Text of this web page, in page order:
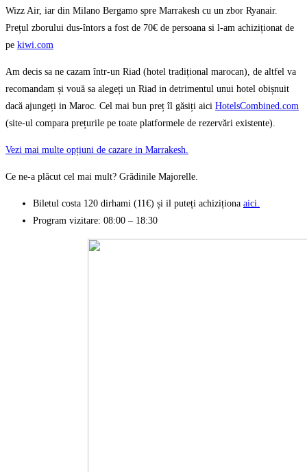
Wizz Air, iar din Milano Bergamo spre Marrakesh cu un zbor Ryanair.
Prețul zborului dus-întors a fost de 70€ de persoana si l-am achiziționat de
pe kiwi.com
Am decis sa ne cazam într-un Riad (hotel tradițional marocan), de altfel va
recomandam și vouă sa alegeți un Riad in detrimentul unui hotel obișnuit
dacă ajungeți in Maroc. Cel mai bun preț îl găsiți aici HotelsCombined.com
(site-ul compara prețurile pe toate platformele de rezervări existente).
Vezi mai multe opțiuni de cazare in Marrakesh.
Ce ne-a plăcut cel mai mult? Grădinile Majorelle.
Biletul costa 120 dirhami (11€) și il puteți achiziționa aici.
Program vizitare: 08:00 – 18:30